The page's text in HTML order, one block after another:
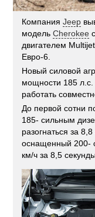
КомпанияJeep
модельCherokee
двигателем
Евро-6.
Новый силовой
мощности 185 л.с.
работать
До первой сотни
185- сильным
разогнаться за
оснащенный 200-
км/ч за 8,5 секунды.